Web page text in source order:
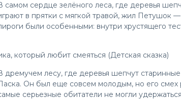
самом сердце зелёного леса, где деревья
в прятки с мягкой травой, жил Петушок
были особенными: внутри хрустящего
который любит смеяться (Детская сказка)
дремучем лесу, где деревья шепчут
Он был еще совсем молодым, но его смех
серьезные обитатели не могли